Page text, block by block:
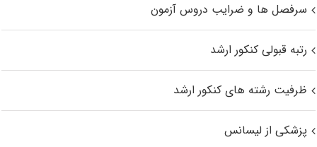
سرفصل ها و ضرایب دروس آزمون
رتبه قبولی کنکور ارشد
ظرفیت رشته های کنکور ارشد
پزشکی از لیسانس